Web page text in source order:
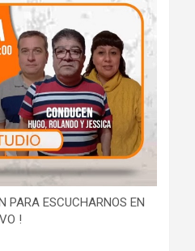
PARA ESCUCHARNOS EN
!